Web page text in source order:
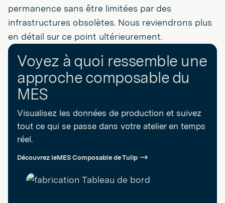
permanence sans être limitées par des
infrastructures obsolètes. Nous reviendrons plus
en détail sur ce point ultérieurement.
Voyez à quoi ressemble une
approche composable du
MES
Visualisez les données de production et suivez
tout ce qui se passe dans votre atelier en temps
réel.
Découvrez leMES Composable de Tulip